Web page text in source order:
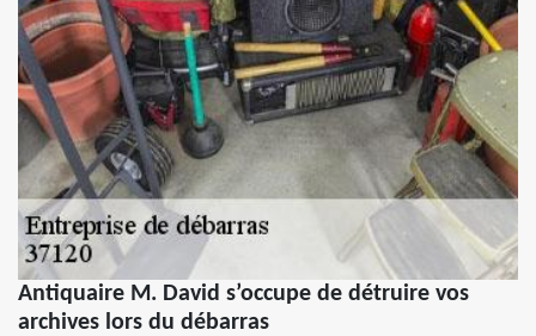
Antiquaire M. David s’occupe de détruire vos
archives lors du débarras